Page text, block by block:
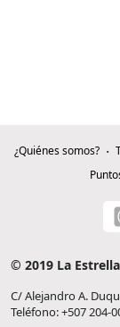
¿Quiénes somos?
© 2019 La
C/ Alejandro A.
Teléfono: +507 204-